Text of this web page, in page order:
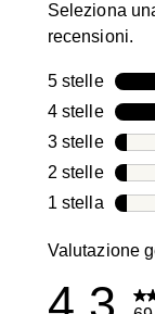
Seleziona
recensioni.
5 stellestelle
4 stellestelle
3 stellestelle
2 stellestelle
1 stellastelle
Valutazione